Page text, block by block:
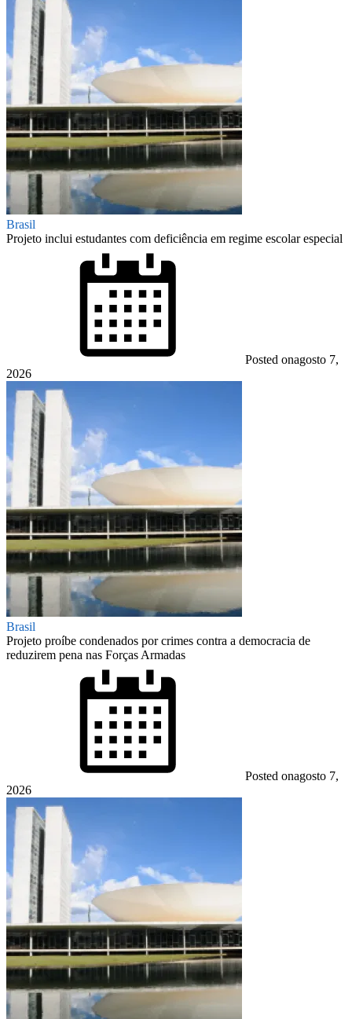
Brasil
Projeto inclui estudantes com deficiência em regime escolar especial
Posted onagosto 7,
2026
Brasil
Projeto proíbe condenados por crimes contra a democracia de
reduzirem pena nas Forças Armadas
Posted onagosto 7,
2026